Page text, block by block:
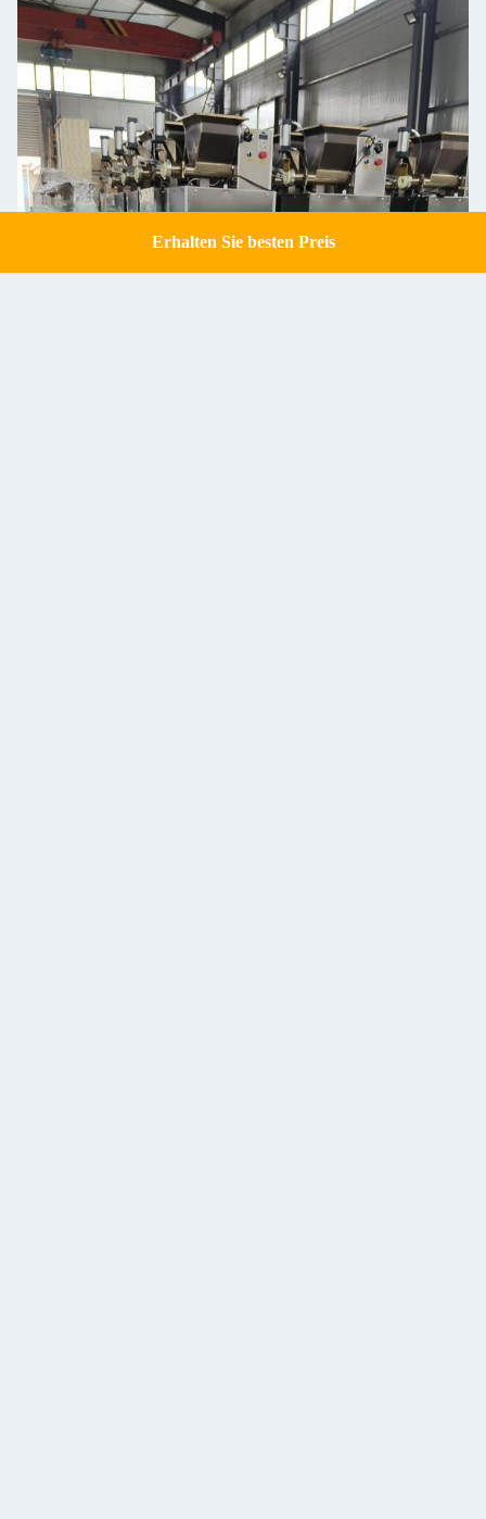
Erhalten Sie besten PreisGet a Quote